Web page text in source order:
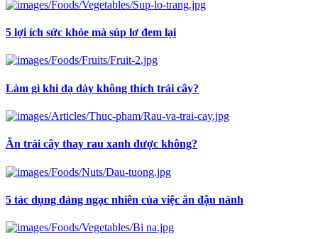
5 lợi ích sức khỏe mà súp lơ đem lại
Làm gì khi dạ dày không thích trái cây?
Ăn trái cây thay rau xanh được không?
5 tác dụng đáng ngạc nhiên của việc ăn đậu nành